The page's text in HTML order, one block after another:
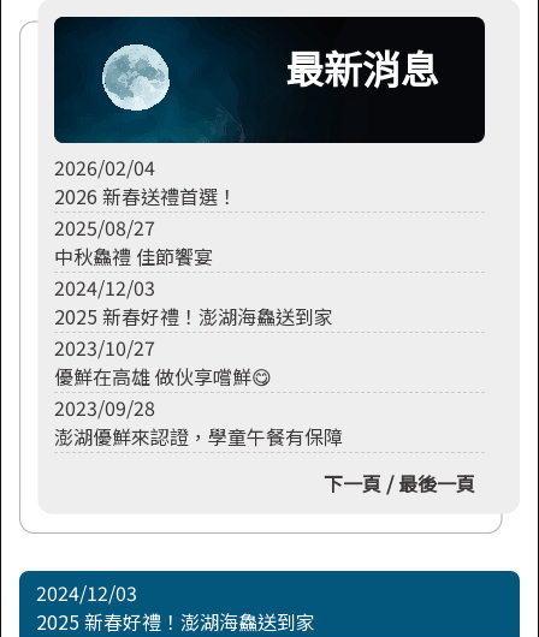
最新消息
2026/02/04
2026 新春送禮首選！
2025/08/27
中秋鱻禮 佳節饗宴
2024/12/03
2025 新春好禮！澎湖海鱻送到家
2023/10/27
優鮮在高雄 做伙享嚐鮮😋
2023/09/28
澎湖優鮮來認證，學童午餐有保障
下一頁
最後一頁
2025 新春好禮！澎湖海鱻送到家
2024/12/03